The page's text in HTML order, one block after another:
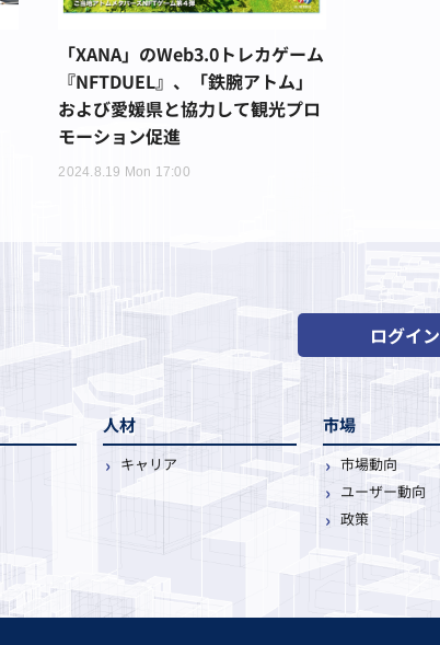
「XANA」のWeb3.0トレカゲーム
『NFTDUEL』、「鉄腕アトム」
および愛媛県と協力して観光プロ
モーション促進
2024.8.19 Mon 17:00
ログイン
人材
キャリア
市場
市場動向
ユーザー動向
政策